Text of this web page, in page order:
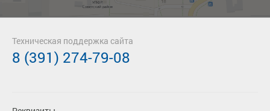
Техническая поддержка сайта
8 (391) 274-79-08